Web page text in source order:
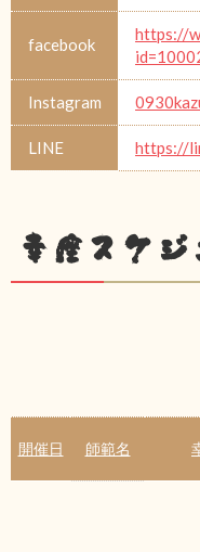
facebook
https://
Instagram
LINE https://
幸座スケ
開催日 師範名